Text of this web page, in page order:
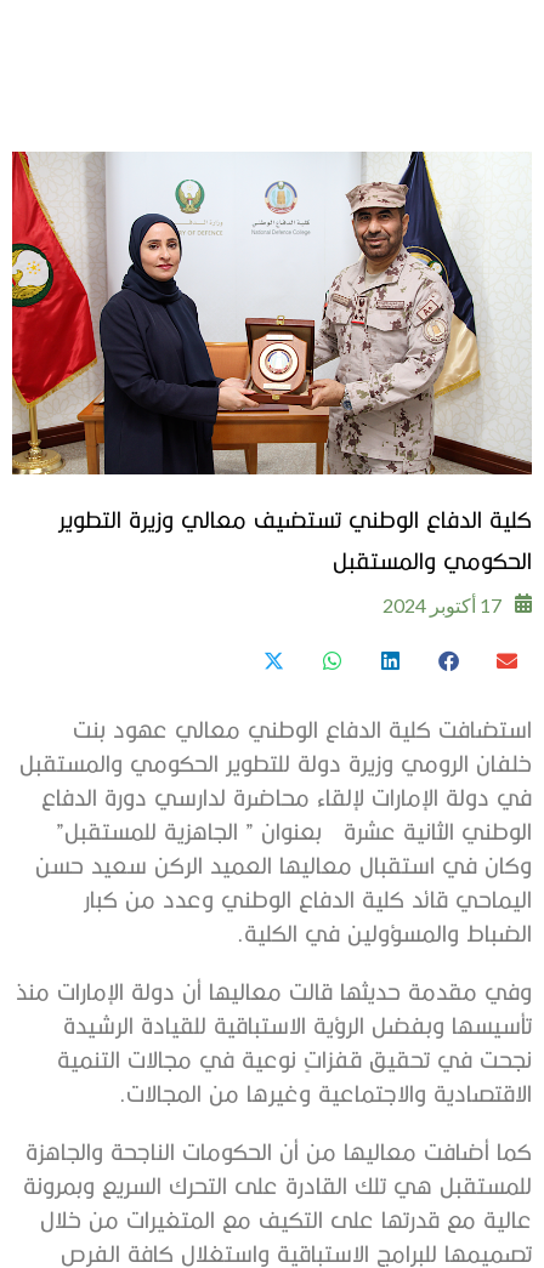
كلية الدفاع الوطني تستضيف معالي وزيرة التطوير
الحكومي والمستقبل
17 أكتوبر 2024
استضافت كلية الدفاع الوطني معالي عهود بنت
خلفان الرومي وزيرة دولة للتطوير الحكومي والمستقبل
في دولة الإمارات لإلقاء محاضرة لدارسي دورة الدفاع
الوطني الثانية عشرة بعنوان ” الجاهزية للمستقبل”
وكان في استقبال معاليها العميد الركن سعيد حسن
اليماحي قائد كلية الدفاع الوطني وعدد من كبار
الضباط والمسؤولين في الكلية.
وفي مقدمة حديثها قالت معاليها أن دولة الإمارات منذ
تأسيسها وبفضل الرؤية الاستباقية للقيادة الرشيدة
نجحت في تحقيق قفزاتٍ نوعية في مجالات التنمية
الاقتصادية والاجتماعية وغيرها من المجالات.
كما أضافت معاليها من أن الحكومات الناجحة والجاهزة
للمستقبل هي تلك القادرة على التحرك السريع وبمرونة
عالية مع قدرتها على التكيف مع المتغيرات من خلال
تصميمها للبرامج الاستباقية واستغلال كافة الفرص